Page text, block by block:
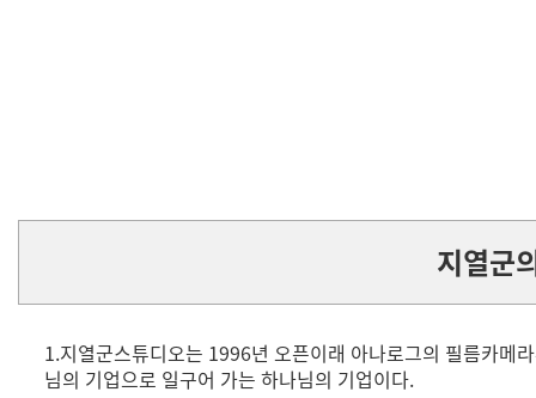
지열군
1.지열군스튜디오는 1996년 오픈이래 아나로그의 필름카메
님의 기업으로 일구어 가는 하나님의 기업이다.